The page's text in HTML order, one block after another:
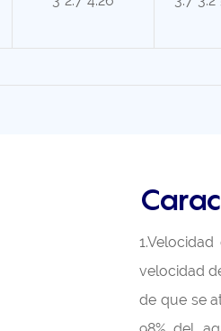
velocidad
de que se